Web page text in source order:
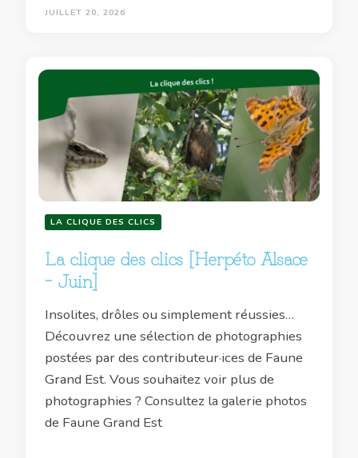
JUILLET 20, 2026
LA CLIQUE DES CLICS
La clique des clics [Herpéto Alsace
– Juin]
Insolites, drôles ou simplement réussies…
Découvrez une sélection de photographies
postées par des contributeur·ices de Faune
Grand Est. Vous souhaitez voir plus de
photographies ? Consultez la galerie photos
de Faune Grand Est